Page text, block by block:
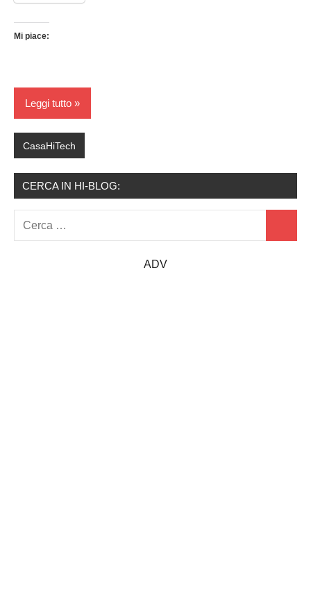
Mi piace:
Leggi tutto
CasaHiTech
CERCA IN HI-BLOG:
Ricerca
per:
ADV